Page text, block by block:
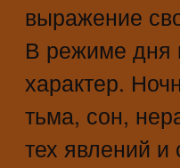
выражение
В режиме дня
характер.
тьма, сон,
тех явлений